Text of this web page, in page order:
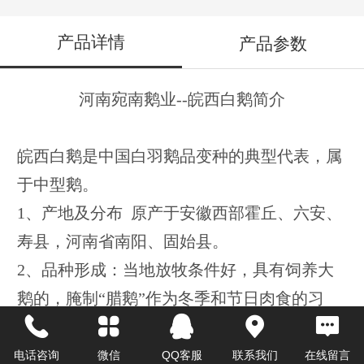
产品详情 产品参数
河南宛南鹅业--皖西白鹅简介
皖西白鹅是中国白羽鹅品变种的典型代表，属
于中型鹅。
1 、产地及分布 原产于安徽西部霍丘、六安、
寿县，河南省南阳、固始县。
2、品种形成：当地放牧条件好，具有饲养大
鹅的，腌制“腊鹅”作为冬季和节日肉食的习
惯。这样的生活方式和习惯促进了群众对选大
鹅的重视。
电话咨询 微信 QQ客服 联系我们 在线留言